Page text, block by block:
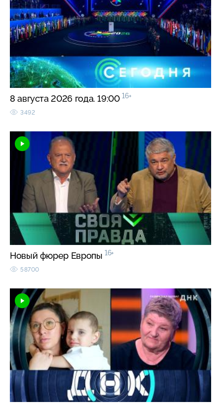
8 августа 2026 года. 19:00 16+
3492
Новый фюрер Европы 16+
58700